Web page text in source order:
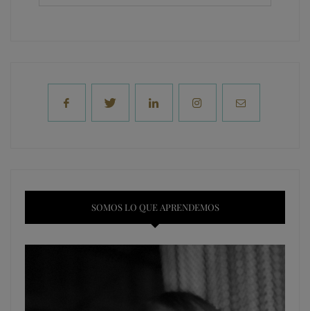
SOMOS LO QUE APRENDEMOS